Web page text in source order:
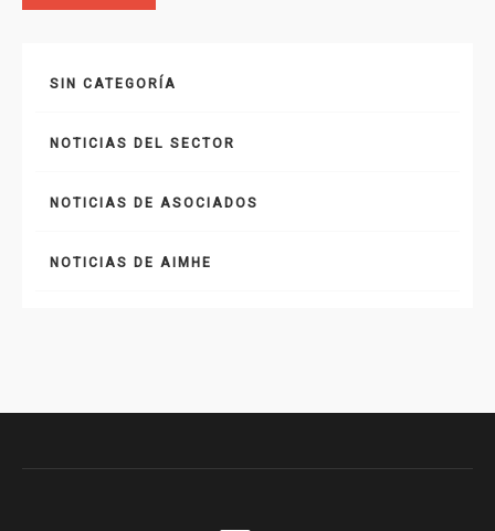
SIN CATEGORÍA
NOTICIAS DEL SECTOR
NOTICIAS DE ASOCIADOS
NOTICIAS DE AIMHE